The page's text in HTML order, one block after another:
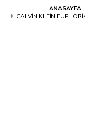
ANASAYFA
CALVIN KLEIN